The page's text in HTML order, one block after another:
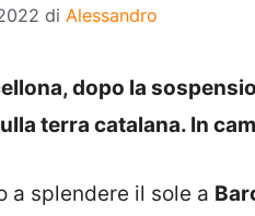
di Alessandro
dopo la
terra catalana. In
a splendere il sole a